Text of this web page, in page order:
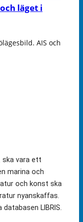
läget i
AIS och
vara ett
marina och
och konst ska
nyanskaffas.
LIBRIS.